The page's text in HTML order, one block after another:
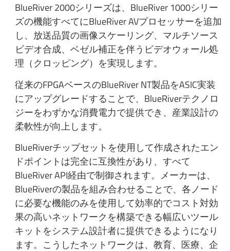
BlueRiver 2000シリーズは、BlueRiver 1000シリー
ズの機能すべてにBlueRiver AVプロセッサーを追加
し、放送品質の画像スケーリング、マルチソース
ビデオ合成、ベゼル補正を伴うビデオウォール処
理（クロッピング）を実現します。
従来のFPGAベースのBlueRiver NT製品をASIC実装
にアップグレードすることで、BlueRiverテクノロ
ジーをわずかな消費電力で提供でき、産業設計の
柔軟性が向上します。
BlueRiverチップセットを使用して作成されたエン
ドポイントは完全に互換性があり、すべて
BlueRiver API経由で制御されます。メーカーは、
BlueRiverの製品を組み合わせることで、各ノード
に必要な機能のみを使用して効率的でコスト対効
果の高いネットワークを構築できる幅広いツール
キットをシステム設計者に提供できるようになり
ます。こうしたネットワークは、教育、医療、企